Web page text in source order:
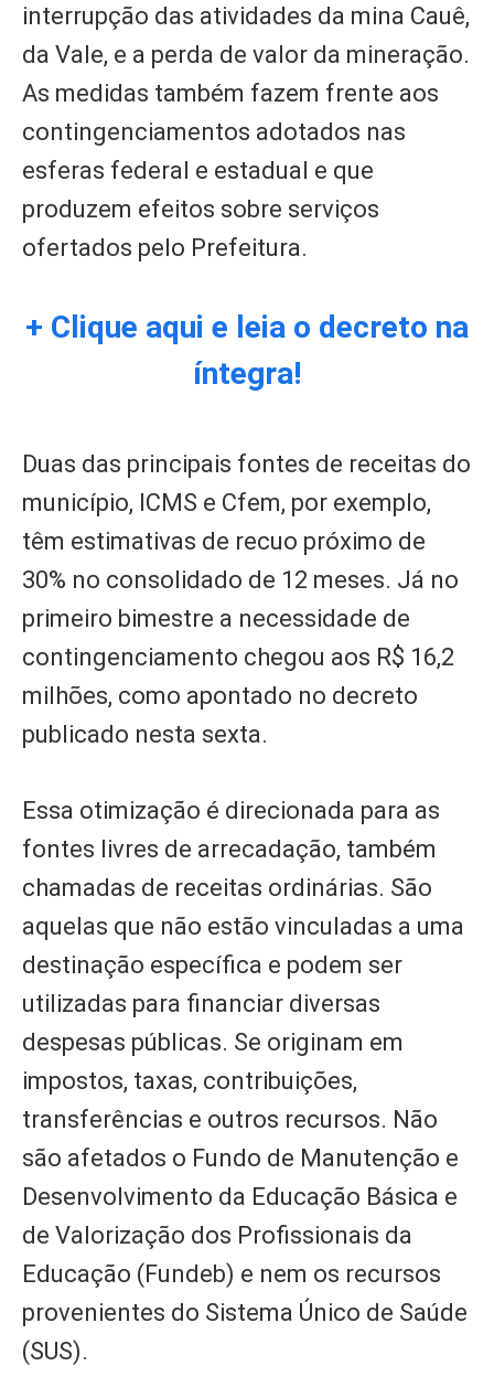
interrupção das atividades da mina Cauê,
da Vale, e a perda de valor da mineração.
As medidas também fazem frente aos
contingenciamentos adotados nas
esferas federal e estadual e que
produzem efeitos sobre serviços
ofertados pelo Prefeitura.
+ Clique aqui e leia o decreto na
íntegra!
Duas das principais fontes de receitas do
município, ICMS e Cfem, por exemplo,
têm estimativas de recuo próximo de
30% no consolidado de 12 meses. Já no
primeiro bimestre a necessidade de
contingenciamento chegou aos R$ 16,2
milhões, como apontado no decreto
publicado nesta sexta.
Essa otimização é direcionada para as
fontes livres de arrecadação, também
chamadas de receitas ordinárias. São
aquelas que não estão vinculadas a uma
destinação específica e podem ser
utilizadas para financiar diversas
despesas públicas. Se originam em
impostos, taxas, contribuições,
transferências e outros recursos. Não
são afetados o Fundo de Manutenção e
Desenvolvimento da Educação Básica e
de Valorização dos Profissionais da
Educação (Fundeb) e nem os recursos
provenientes do Sistema Único de Saúde
(SUS).